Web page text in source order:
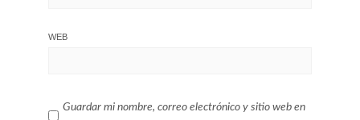
WEB
Guardar mi nombre, correo electrónico y sitio web en